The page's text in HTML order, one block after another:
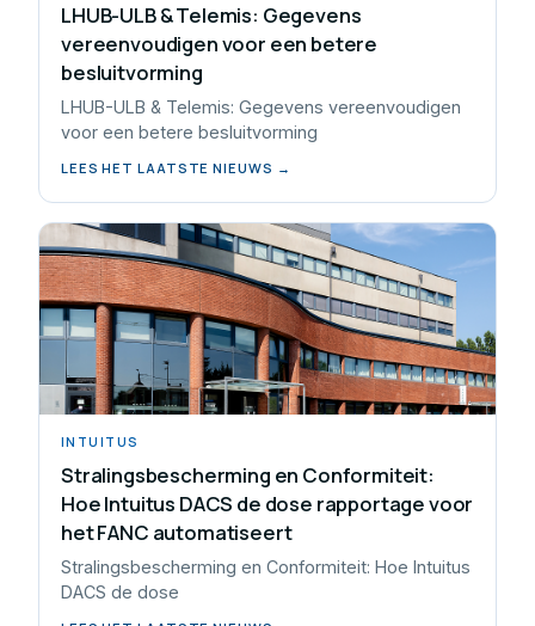
LHUB-ULB & Telemis: Gegevens
vereenvoudigen voor een betere
besluitvorming
LHUB-ULB & Telemis: Gegevens vereenvoudigen
voor een betere besluitvorming
LEES HET LAATSTE NIEUWS →
INTUITUS
Stralingsbescherming en Conformiteit:
Hoe Intuitus DACS de dose rapportage voor
het FANC automatiseert
Stralingsbescherming en Conformiteit: Hoe Intuitus
DACS de dose